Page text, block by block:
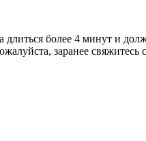
более 4 минут и
заранее свяжитесь